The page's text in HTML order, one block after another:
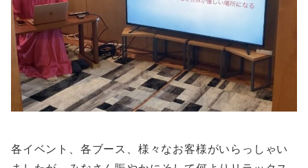
各イベント、各ブース、様々なお客様がいらっしゃい